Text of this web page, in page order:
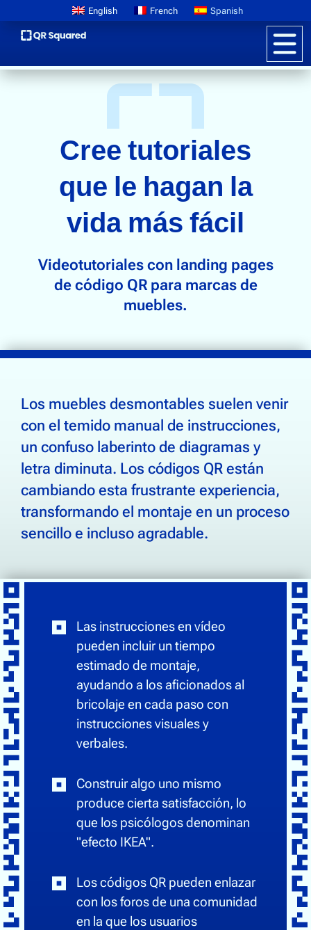
Precios
Pasaportes digitales de productos
Más información sobre GS1
Storytelling de marca
Promociones para clientes
Lucha contra la falsificación
Bebidas
Alimentación
Calzado y ropa
Salud, belleza y bienestar
Hogar y jardinería
Comunidad
Contáctenos
English French Spanish
CÓDIGOS QR PARA MUEBLES TUTORIALES
Cree tutoriales
que le hagan la
vida más fácil
Videotutoriales con landing pages
de código QR para marcas de
muebles.
CÓDIGOS QR PARA
Los muebles desmontables suelen venir
con el temido manual de instrucciones,
un confuso laberinto de diagramas y
letra diminuta. Los códigos QR están
cambiando esta frustrante experiencia,
transformando el montaje en un proceso
sencillo e incluso agradable.
Las instrucciones en vídeo
pueden incluir un tiempo
estimado de montaje,
ayudando a los aficionados al
bricolaje en cada paso con
instrucciones visuales y
verbales.
Construir algo uno mismo
produce cierta satisfacción, lo
que los psicólogos denominan
"efecto IKEA".
Los códigos QR pueden enlazar
con los foros de una comunidad
en la que los usuarios